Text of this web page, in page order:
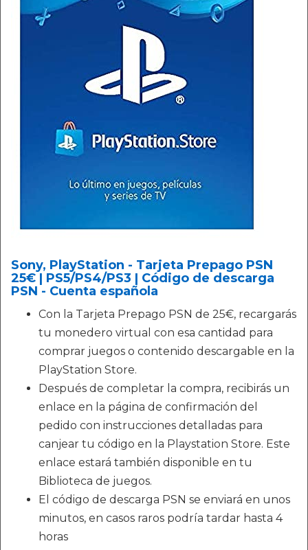
Sony, PlayStation - Tarjeta Prepago PSN
25€ | PS5/PS4/PS3 | Código de descarga
PSN - Cuenta española
Con la Tarjeta Prepago PSN de 25€, recargarás
tu monedero virtual con esa cantidad para
comprar juegos o contenido descargable en la
PlayStation Store.
Después de completar la compra, recibirás un
enlace en la página de confirmación del
pedido con instrucciones detalladas para
canjear tu código en la Playstation Store. Este
enlace estará también disponible en tu
Biblioteca de juegos.
El código de descarga PSN se enviará en unos
minutos, en casos raros podría tardar hasta 4
horas